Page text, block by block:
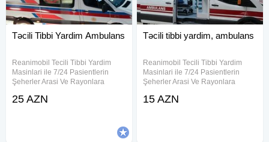
Təcili Tibbi Yardim Ambulans
Reanimobil Tecili Tibbi Yardim
Masinlari ile 7/24 Pasientlerin
Şeherler Arasi Ve Rayonlara
yardim ambulans tecili yardim
25 AZN
Təcili tibbi yardim, ambulans
Reanimobil Tecili Tibbi Yardim
Masinlari ile 7/24 Pasientlerin
Şeherler Arasi Ve Rayonlara
yardim ambulans tecili yardim
15 AZN